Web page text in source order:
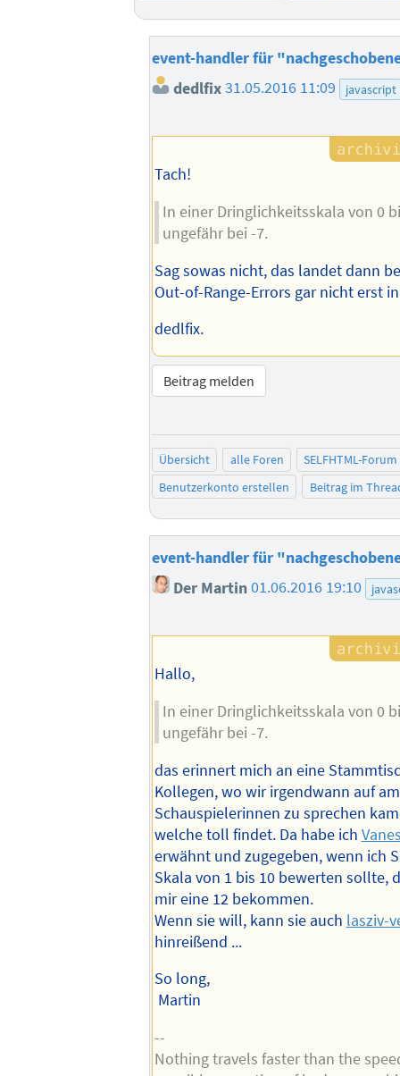
event-handler für
dedlfix31.05.2016 11:09 javascript
Tach!
In einer Dringlichkeitsskala von 0
ungefähr bei -7.
Sag sowas nicht, das landet dann
Out-of-Range-Errors gar nicht erst
dedlfix.
Beitrag melden
Übersicht alle Foren
SELFHTML-Forum
Benutzerkonto erstellen
Beitrag im
event-handler für
Der Martin01.06.2016 19:10
Hallo,
In einer Dringlichkeitsskala von 0
ungefähr bei -7.
das erinnert mich an eine
Kollegen, wo wir irgendwann auf
Schauspielerinnen zu sprechen
welche toll findet. Da habe ich
erwähnt und zugegeben, wenn ich
Skala von 1 bis 10 bewerten sollte,
mir eine 12 bekommen.
Wenn sie will, kann sie auch lasziv-
hinreißend ...
So long,
Martin
--
Nothing travels faster than the